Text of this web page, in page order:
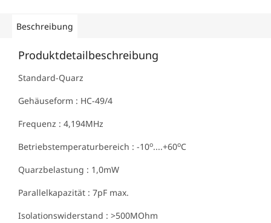
Beschreibung
Produktdetailbeschreibung
Standard-Quarz
Gehäuseform : HC-49/4
Frequenz : 4,194MHz
Betriebstemperaturbereich : -10o....+60oC
Quarzbelastung : 1,0mW
Parallelkapazität : 7pF max.
Isolationswiderstand : >500MOhm